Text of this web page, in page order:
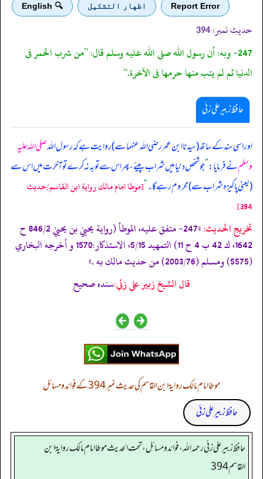
Report Error اظهار التشكيل 🔍 English
حدیث نمبر: 394
247- وبه: أن رسول الله صلى الله عليه وسلم قال: ”من شرب الخمر فى
الدنيا ثم لم يتب منها حرمها فى الآخرة.“
حافظ زبیر علی زئی
اور اسی سند کے ساتھ (سیدنا ابن عمر رضی اللہ عنہما سے) روایت ہے کہ رسول اللہصلی اللہ علیہ
وسلمنے فرمایا:”جو شخص دنیا میں شراب پیئے، پھر اس سے توبہ نہ کرے تو آخرت میں اس سے
(یعنی پاکیزہ شراب سے) محروم رہے گا۔“[موطا امام مالك رواية ابن القاسم/حدیث:
394]
تخریج الحدیث:
«247- متفق عليه، الموطأ (رواية يحييٰ بن يحييٰ 846/2 ح
1642، ك 42 ب 4 ح 11) التمهيد 5/15، الاستذكار:1570 و أخرجه البخاري
(5575) ومسلم (2003/76) من حديث مالك به .»
قال الشيخ زبير على زئي:سنده صحيح
موطا امام مالک روایۃ ابن القاسم کی حدیث نمبر 394 کے فوائد و مسائل
حافظ زبیر علی زئی
حافظ زبير على زئي رحمه الله، فوائد و مسائل، تحت الحديث موطا امام مالك رواية ابن
القاسم 394